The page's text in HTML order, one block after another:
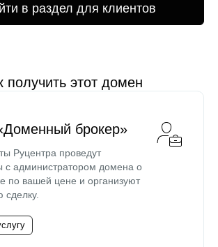
в раздел для клиентов
получить этот домен
брокер»
Руцентра проведут
с администратором домена о
по вашей цене и организуют
сделку.